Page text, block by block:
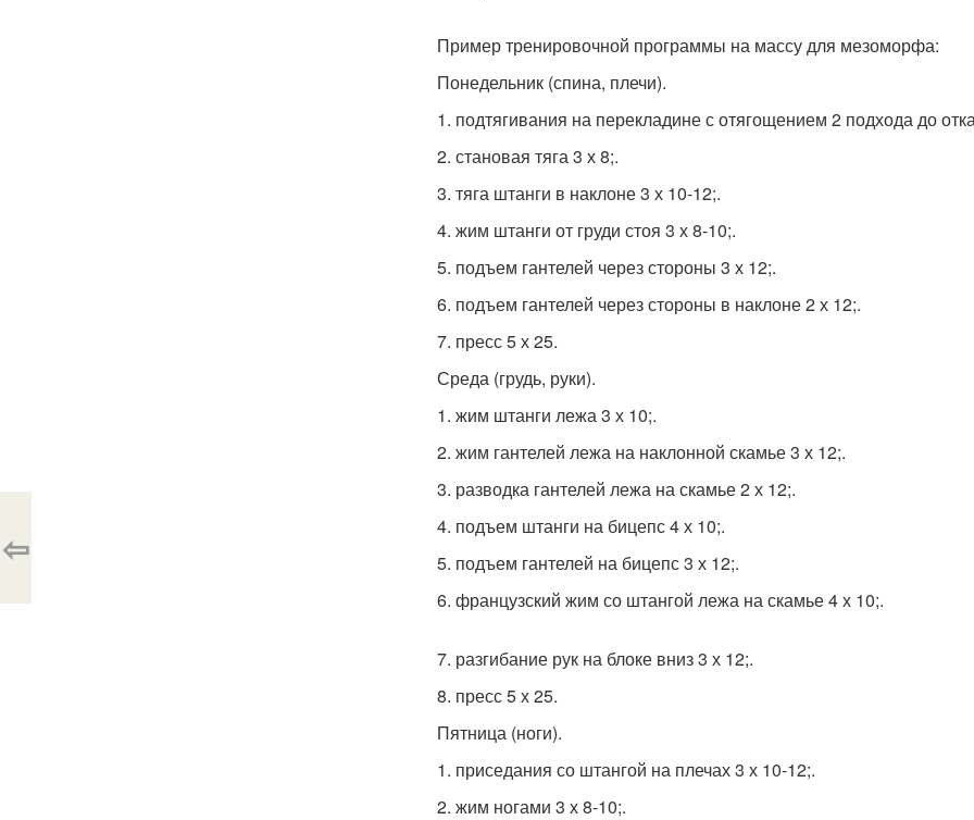
Пример тренировочной программы на массу для мезоморфа:
Понедельник (спина, плечи).
1. подтягивания на перекладине с отягощением 2 подхода до
2. становая тяга 3 х 8;.
3. тяга штанги в наклоне 3 х 10-12;.
4. жим штанги от груди стоя 3 х 8-10;.
5. подъем гантелей через стороны 3 х 12;.
6. подъем гантелей через стороны в наклоне 2 х 12;.
7. пресс 5 х 25.
Среда (грудь, руки).
1. жим штанги лежа 3 х 10;.
2. жим гантелей лежа на наклонной скамье 3 х 12;.
3. разводка гантелей лежа на скамье 2 х 12;.
4. подъем штанги на бицепс 4 х 10;.
5. подъем гантелей на бицепс 3 х 12;.
6. французский жим со штангой лежа на скамье 4 х 10;.
7. разгибание рук на блоке вниз 3 х 12;.
8. пресс 5 х 25.
Пятница (ноги).
1. приседания со штангой на плечах 3 х 10-12;.
2. жим ногами 3 х 8-10;.
⇦